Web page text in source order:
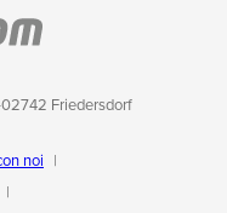
Friedersdorf
noi